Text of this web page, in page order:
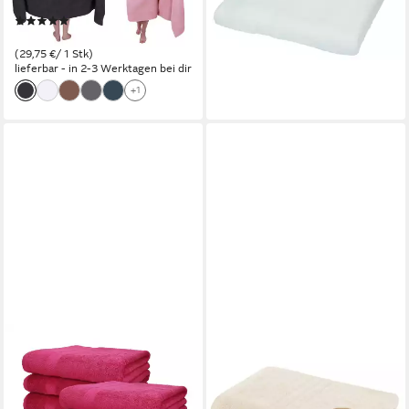
St)
(3)
59,50 €
(29,75 €/ 1 Stk)
lieferbar - in 2-3 Werktagen bei dir
+1
lieferbar - in 2-3 Werktagen bei dir
Badetücher 6 Stück XXL
Badetuch 100 x 200 cm
cm Elena Frottee